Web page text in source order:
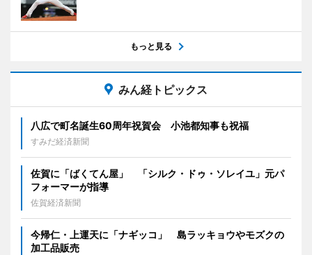
もっと見る
みん経トピックス
八広で町名誕生60周年祝賀会 小池都知事も祝福
すみだ経済新聞
佐賀に「ばくてん屋」 「シルク・ドゥ・ソレイユ」元パ
フォーマーが指導
佐賀経済新聞
今帰仁・上運天に「ナギッコ」 島ラッキョウやモズクの
加工品販売